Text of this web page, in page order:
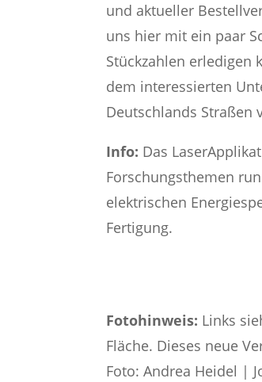
und aktueller
uns hier mit ein paar
Stückzahlen erledigen
dem interessierten
Deutschlands Straßen
Info: Das
Forschungsthemen
elektrischen
Fertigung.
Fotohinweis: Links
Fläche. Dieses neue
Foto: Andrea Heidel |